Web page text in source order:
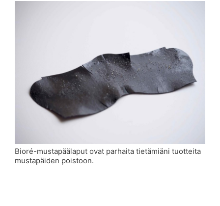
Bioré-mustapäälaput ovat parhaita tietämiäni tuotteita
mustapäiden poistoon.